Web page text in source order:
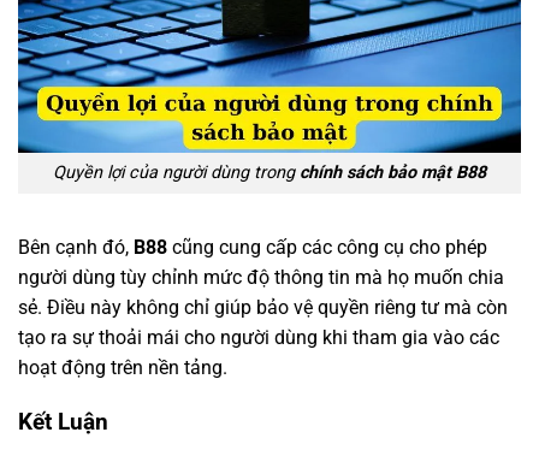
Quyền lợi của người dùng trong chính sách bảo mật B88
Bên cạnh đó, B88 cũng cung cấp các công cụ cho phép
người dùng tùy chỉnh mức độ thông tin mà họ muốn chia
sẻ. Điều này không chỉ giúp bảo vệ quyền riêng tư mà còn
tạo ra sự thoải mái cho người dùng khi tham gia vào các
hoạt động trên nền tảng.
Kết Luận